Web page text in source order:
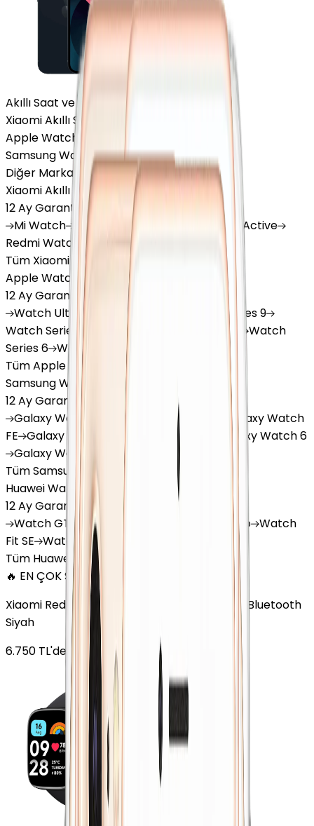
Akıllı Saat ve Bileklik
Xiaomi Akıllı Saat
Apple Watch
Samsung Watch
Diğer Markalar
Xiaomi Akıllı Saat
12 Ay Garanti • 6 Taksit
MiWatch Watch Lite
Watch 3 Active
RedmiWatch 5 Lite Redmi
Watch 5 Active
Tüm Xiaomi Akıllı Saat'lar
Apple Watch
12 Ay Garanti
6 Taksit
Watch Ultra Series 10
Series 9
WatchSeries 8 Watch SE
Watch
Series 6 Watch
Series 5
Tüm Apple Watch'lar
Samsung Watch
12 Ay Garanti
6 Taksit
GalaxyWatch 7 Galaxy Watch Ultra GalaxyWatch
FE GalaxyWatch 4 Watch 5 GalaxyWatch 6
GalaxyWatch8
Tüm Samsung Watch'lar
Huawei Watch
12 Ay Garanti
• 6 Taksit
WatchGT 4 Watch GT 5 Pro Watch
Fit SE Watch Fit 3 Watch
Tüm Huawei Watch'lar
🔥 EN ÇOK SATAN
Xiaomi Redmi Watch 3 Active Plastik 47mm Bluetooth
Siyah
6.750 TL'den başlayan fiyatlar